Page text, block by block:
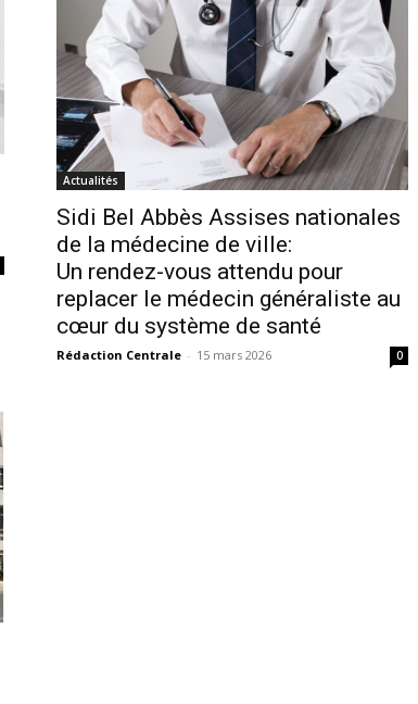
Actualités
Sidi Bel Abbès Assises nationales
de la médecine de ville:
Un rendez-vous attendu pour
replacer le médecin généraliste au
cœur du système de santé
Rédaction Centrale - 15 mars 2026 0